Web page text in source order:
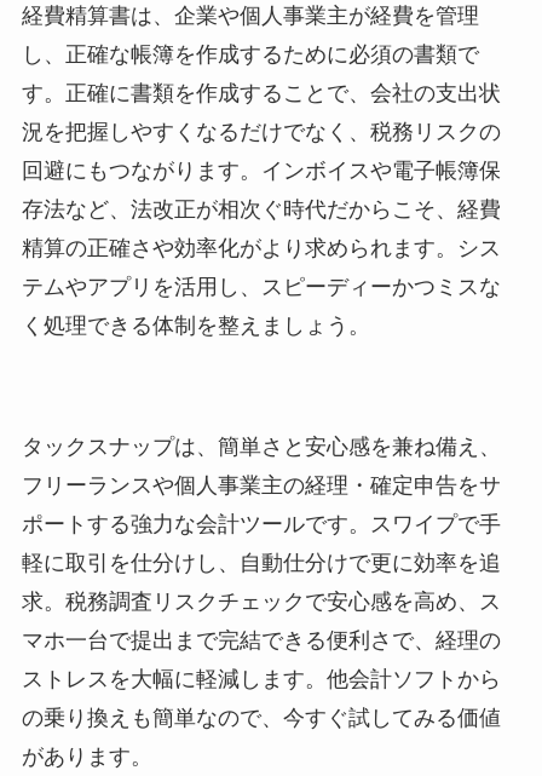
経費精算書は、企業や個人事業主が経費を管理
し、正確な帳簿を作成するために必須の書類で
す。正確に書類を作成することで、会社の支出状
況を把握しやすくなるだけでなく、税務リスクの
回避にもつながります。インボイスや電子帳簿保
存法など、法改正が相次ぐ時代だからこそ、経費
精算の正確さや効率化がより求められます。シス
テムやアプリを活用し、スピーディーかつミスな
く処理できる体制を整えましょう。
タックスナップは、簡単さと安心感を兼ね備え、
フリーランスや個人事業主の経理・確定申告をサ
ポートする強力な会計ツールです。スワイプで手
軽に取引を仕分けし、自動仕分けで更に効率を追
求。税務調査リスクチェックで安心感を高め、ス
マホ一台で提出まで完結できる便利さで、経理の
ストレスを大幅に軽減します。他会計ソフトから
の乗り換えも簡単なので、今すぐ試してみる価値
があります。